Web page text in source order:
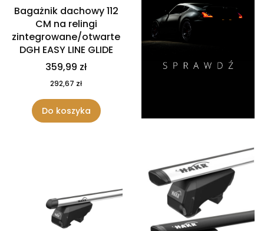
Bagażnik dachowy 112
CM na relingi
zintegrowane/otwarte
DGH EASY LINE GLIDE
359,99 zł
292,67 zł
Do koszyka